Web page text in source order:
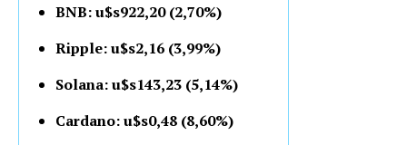
BNB: u$s922,20 (2,70%)
Ripple: u$s2,16 (3,99%)
Solana: u$s143,23 (5,14%)
Cardano: u$s0,48 (8,60%)